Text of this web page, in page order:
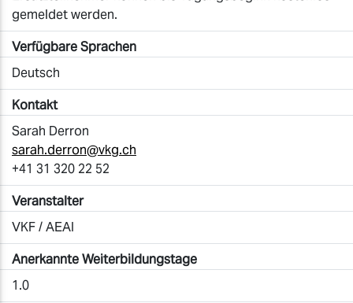
gemeldet werden.
Verfügbare Sprachen
Deutsch
Kontakt
Sarah Derron
sarah.derron@vkg.ch
+41 31 320 22 52
Veranstalter
VKF / AEAI
Anerkannte Weiterbildungstage
1.0